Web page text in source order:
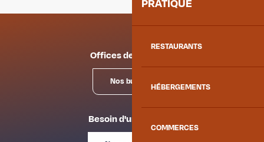
PRATIQUE
RESTAURANTS
HÉBERGEMENTS
COMMERCES
Offices de tourisme
Nos bureaux
Besoin d'un conseil ?